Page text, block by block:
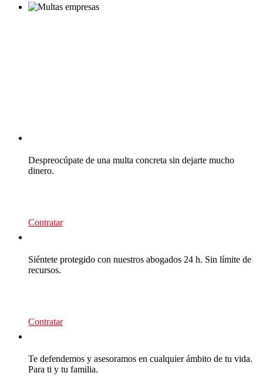
Despreocúpate de una multa concreta sin dejarte mucho
dinero.
Contratar
Siéntete protegido con nuestros abogados 24 h. Sin límite de
recursos.
Contratar
Te defendemos y asesoramos en cualquier ámbito de tu vida.
Para ti y tu familia.